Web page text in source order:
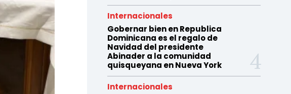
Internacionales
Gobernar bien en Republica
Dominicana es el regalo de
Navidad del presidente
Abinader a la comunidad
quisqueyana en Nueva York
Internacionales